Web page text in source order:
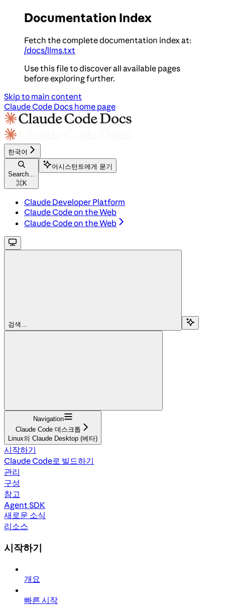
Documentation Index
Fetch the complete documentation index at:
/docs/llms.txt
Use this file to discover all available pages
before exploring further.
Skip to main content
Claude Code Docs home page
한국어
Search...
⌘K
어시스턴트에게 묻기
Claude Developer Platform
Claude Code on the Web
Claude Code on the Web
검색...
Navigation
Claude Code 데스크톱
Linux의 Claude Desktop (베타)
시작하기
Claude Code로 빌드하기
관리
구성
참고
Agent SDK
새로운 소식
리소스
시작하기
개요
빠른 시작